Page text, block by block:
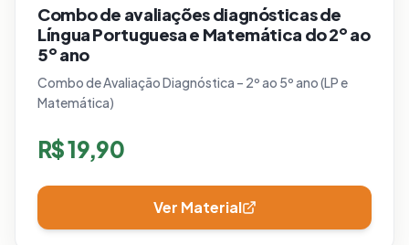
Combo de avaliações diagnósticas de
Língua Portuguesa e Matemática do 2º ao
5º ano
Combo de Avaliação Diagnóstica – 2º ao 5º ano (LP e
Matemática)
R$19,90
Ver Material